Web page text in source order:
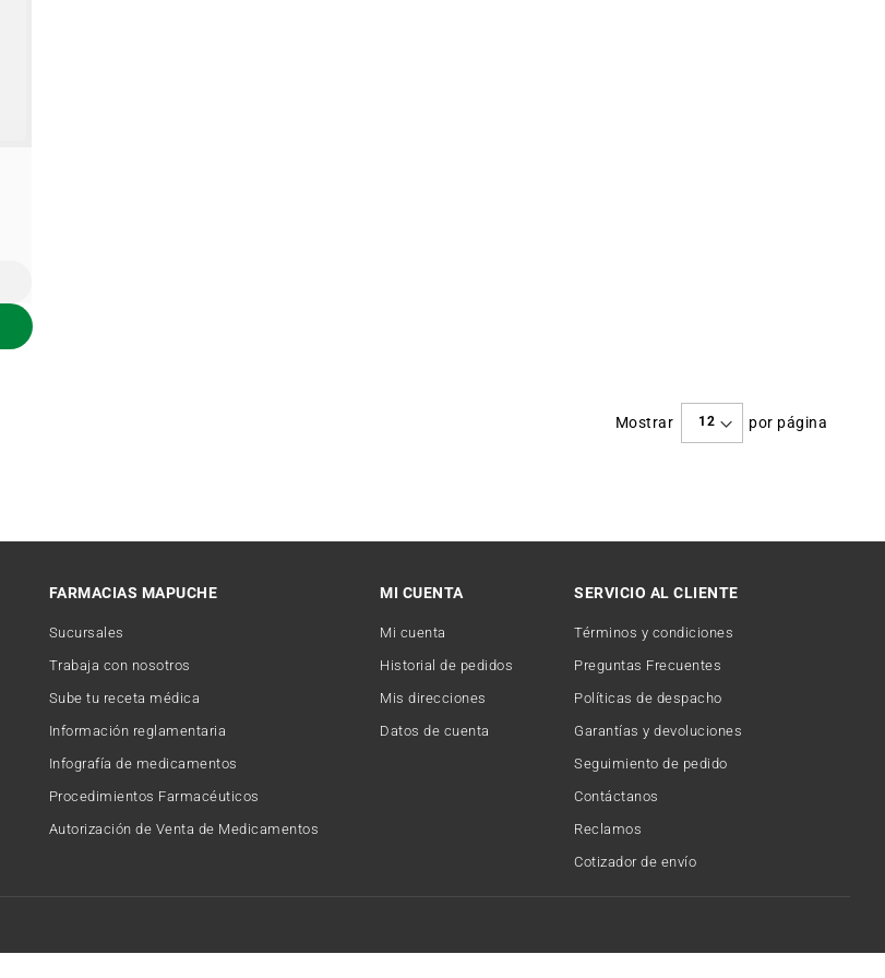
Mostrar por página
FARMACIAS MAPUCHE
Sucursales
Trabaja con nosotros
Sube tu receta médica
Información reglamentaria
Infografía de medicamentos
Procedimientos Farmacéuticos
Autorización de Venta de Medicamentos
MI CUENTA
Mi cuenta
Historial de pedidos
Mis direcciones
Datos de cuenta
SERVICIO AL CLIENTE
Términos y condiciones
Preguntas Frecuentes
Políticas de despacho
Garantías y devoluciones
Seguimiento de pedido
Contáctanos
Reclamos
Cotizador de envío